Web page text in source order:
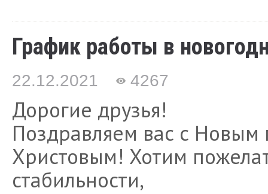
График работы в
22.12.2021 4267
Дорогие друзья!
Поздравляем вас с
Христовым! Хотим
стабильности,